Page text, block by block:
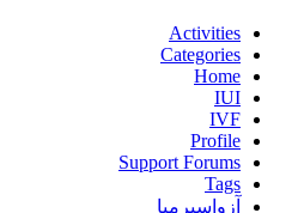
Activities
Categories
Home
IUI
IVF
Profile
Support Forums
Tags
آزواسپرمیا